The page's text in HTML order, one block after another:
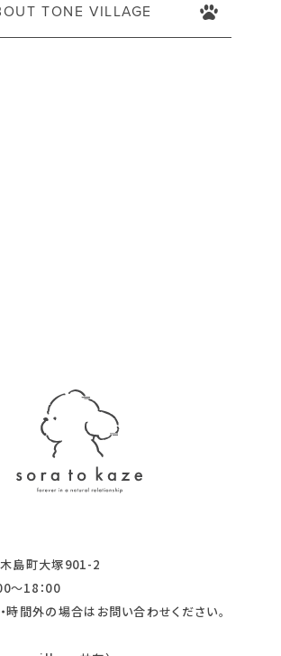
TONE VILLAGE
島町大塚901-2
～18：00
間外の場合はお問い合わせください。